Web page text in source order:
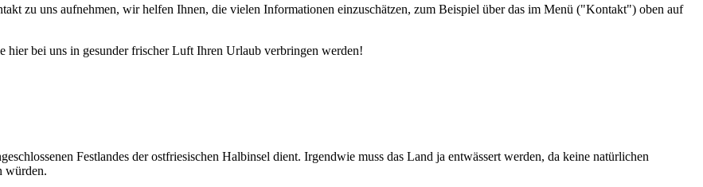
zu uns aufnehmen, wir helfen Ihnen, die vielen Informationen einzuschätzen, zum Beispiel über das im Menü ("Kontakt") oben auf
hier bei uns in gesunder frischer Luft Ihren Urlaub verbringen werden!
Festlandes der ostfriesischen Halbinsel dient. Irgendwie muss das Land ja entwässert werden, da keine natürlichen
würden.